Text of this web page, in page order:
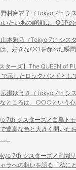
野村麻衣子（Tokyo 7th シ
いたいあの瞬間は、QOP
山本彩乃（Tokyo 7th シス
、好きな○○を食べた瞬間
ターズ】The QUEEN of
示したロックバンドとし
広瀬ゆうき（Tokyo 7th シ
ところは、○○○という心
7th シスターズ／白鳥ト
豊富な色と大きく開いた
7th シスターズ／前園
ラへの想いを語る「私に